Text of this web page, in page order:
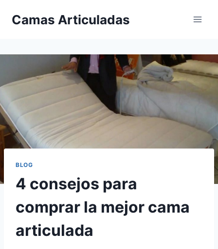
Camas Articuladas
BLOG
4 consejos para
comprar la mejor cama
articulada